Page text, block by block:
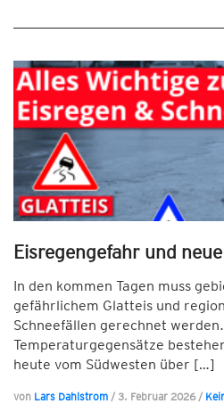
Eisregengefahr und
In den kommen Tagen muss
gefährlichem Glatteis und
Schneefällen gerechnet
Temperaturgegensätze
heute vom Südwesten über […]
von Lars Dahlstrom / 3. Februar 2026/